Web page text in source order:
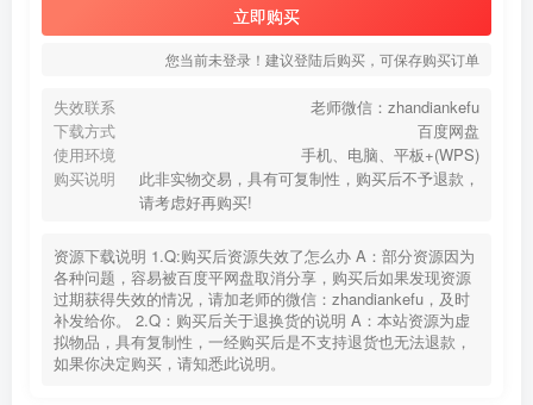
立即购买
您当前未登录！建议登陆后购买，可保存购买订单
失效联系
老师微信：zhandiankefu
下载方式
百度网盘
使用环境
手机、电脑、平板+(WPS)
购买说明
此非实物交易，具有可复制性，购买后不予退款，
请考虑好再购买!
资源下载说明 1.Q:购买后资源失效了怎么办 A：部分资源因为
各种问题，容易被百度平网盘取消分享，购买后如果发现资源
过期获得失效的情况，请加老师的微信：zhandiankefu，及时
补发给你。 2.Q：购买后关于退换货的说明 A：本站资源为虚
拟物品，具有复制性，一经购买后是不支持退货也无法退款，
如果你决定购买，请知悉此说明。